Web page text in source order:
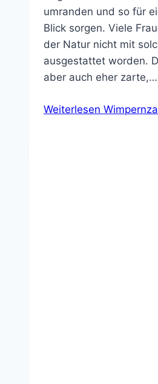
umranden und so für
Blick sorgen. Viele
der Natur nicht mit
ausgestattet worden.
aber auch eher zarte,…
Weiterlesen